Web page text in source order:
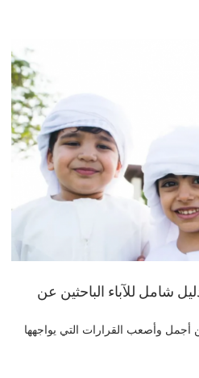
شامل للآباء الباحثين عن
أجمل وأصعب القرارات التي يواجهها